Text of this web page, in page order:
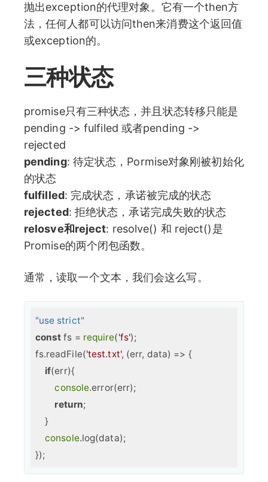
抛出exception的代理对象。它有一个then方
法，任何人都可以访问then来消费这个返回值
或exception的。
三种状态
promise只有三种状态，并且状态转移只能是
pending -> fulfiled 或者pending ->
rejected
pending: 待定状态，Pormise对象刚被初始化
的状态
fulfilled: 完成状态，承诺被完成的状态
rejected: 拒绝状态，承诺完成失败的状态
relosve和reject: resolve() 和 reject()是
Promise的两个闭包函数。
通常，读取一个文本，我们会这么写。
"use strict"
const fs = require('fs');
fs.readFile('test.txt', (err, data) => {
if(err){
console.error(err);
return;
    }
console.log(data);